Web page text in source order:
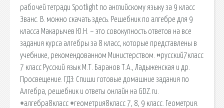
рабочей тетради Spotlight по английскому языку за 9 класс
Эванс. В. можно скачать здесь. Решебник по алгебре для 9
класса Макарычев Ю.Н. – это совокупность ответов на все
задания курса алгебры за 8 класс, которые представлены в
учебнике, рекомендованном Министерством. #русский7класс
7 класс Русский язык М.Т. Баранов Т.А., Ладыженская и др.
Просвещение. ГДЗ: Спиши готовые домашние задания по
Алгебра, решебник и ответы онлайн на GDZ.ru.
#алгебра8класс #геометрия8класс 7, 8, 9 класс. Геометрия.